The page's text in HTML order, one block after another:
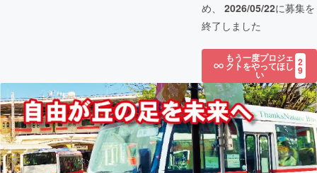
め、 2026/05/22に募集を
終了しました
もう一度プロジェ
クトをやってほし
い
2
9